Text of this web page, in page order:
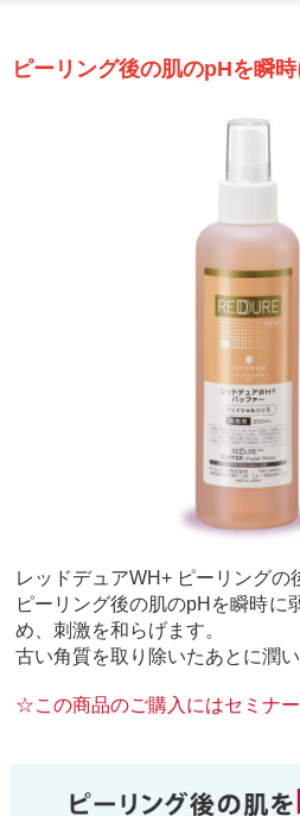
ピーリング後の肌のpHを瞬時
レッドデュアWH+ ピーリングの
ピーリング後の肌のpHを瞬時に
め、刺激を和らげます。
古い角質を取り除いたあとに潤い
☆この商品のご購入にはセミナー